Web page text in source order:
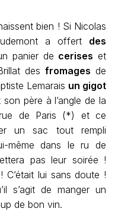
bien ! Si Nicolas
a offert des
panier de cerises et
des fromages de
Lemarais un gigot
père à l’angle de la
de Paris (*) et ce
un sac tout rempli
même dans le ru de
pas leur soirée !
lui sans doute !
s’agit de manger un
de bon vin.